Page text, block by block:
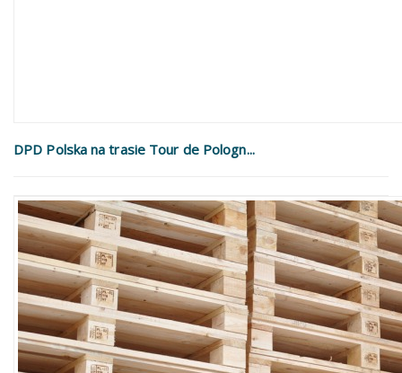
DPD Polska na trasie Tour de Pologn...